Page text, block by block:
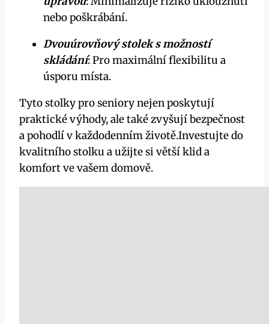
nebo poškrábání.
Dvouúrovňový stolek s možností
skládání: Pro maximální flexibilitu a
úsporu místa.
Tyto stolky pro seniory nejen poskytují
praktické výhody, ale také zvyšují bezpečnost
a pohodlí v každodenním životě.Investujte do
kvalitního stolku a užijte si větší klid a
komfort ve vašem domově.